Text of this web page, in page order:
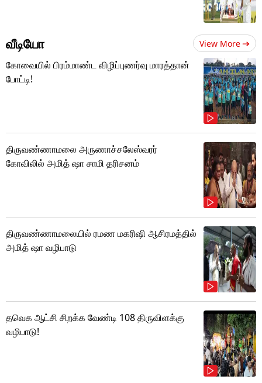
வீடியோ View More
கோவையில் பிரம்மாண்ட விழிப்புணர்வு மாரத்தான்
போட்டி!
திருவண்ணாமலை அருணாச்சலேஸ்வரர்
கோவிலில் அமித் ஷா சாமி தரிசனம்
திருவண்ணாமலையில் ரமண மகரிஷி ஆசிரமத்தில்
அமித் ஷா வழிபாடு
தவெக ஆட்சி சிறக்க வேண்டி 108 திருவிளக்கு
வழிபாடு!